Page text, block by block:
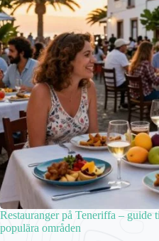
Restauranger på Teneriffa – guide
populära områden